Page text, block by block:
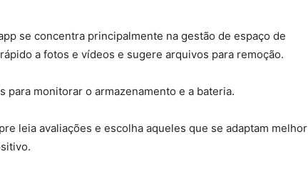
se concentra principalmente na gestão de espaço de
a fotos e vídeos e sugere arquivos para remoção.
para monitorar o armazenamento e a bateria.
leia avaliações e escolha aqueles que se adaptam melhor